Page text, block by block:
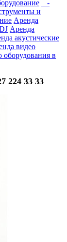
-
и
Аренда
Аренда
акустические
видео
оборудования в
224 33 33